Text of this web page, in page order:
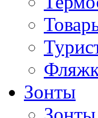
Зонты